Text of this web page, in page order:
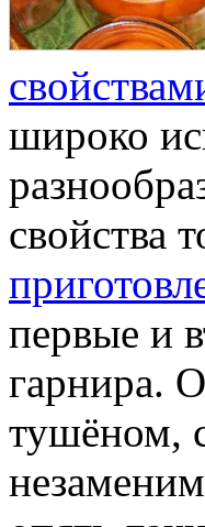
широко
свойства
первые и
гарнира.
тушёном,